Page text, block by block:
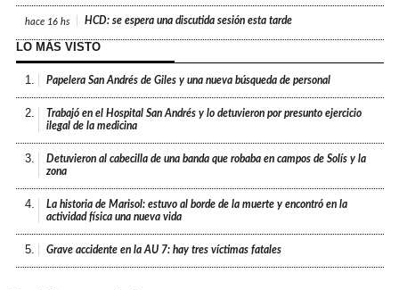
hace 16 hs HCD: se espera una discutida sesión esta tarde
LO MÁS VISTO
1. Papelera San Andrés de Giles y una nueva búsqueda de personal
2.
Trabajó en el Hospital San Andrés y lo detuvieron por presunto ejercicio
ilegal de la medicina
3.
Detuvieron al cabecilla de una banda que robaba en campos de Solís y la
zona
4.
La historia de Marisol: estuvo al borde de la muerte y encontró en la
actividad física una nueva vida
5. Grave accidente en la AU 7: hay tres víctimas fatales